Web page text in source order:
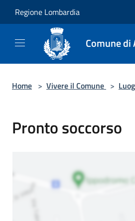
Regione Lombardia
Comune
Home > Vivere il Comune >
Pronto soccorso